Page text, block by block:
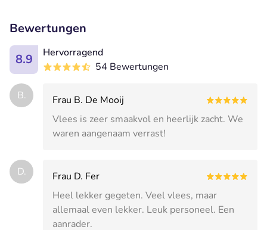
Bewertungen
8.9
Hervorragend
54 Bewertungen
B.
Frau B. De Mooij
Vlees is zeer smaakvol en heerlijk zacht. We
waren aangenaam verrast!
D.
Frau D. Fer
Heel lekker gegeten. Veel vlees, maar
allemaal even lekker. Leuk personeel. Een
aanrader.